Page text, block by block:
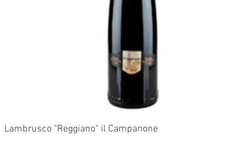
Lambrusco "Reggiano" il Campanone